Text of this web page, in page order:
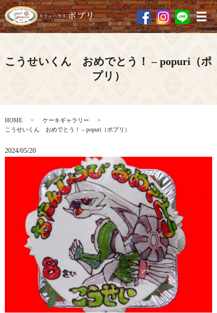
メ
こうせいくん おめでとう！ – popuri（ポ
プリ）
HOME
ケーキギャラリー
こうせいくん おめでとう！ – popuri（ポプリ）
2024/05/20